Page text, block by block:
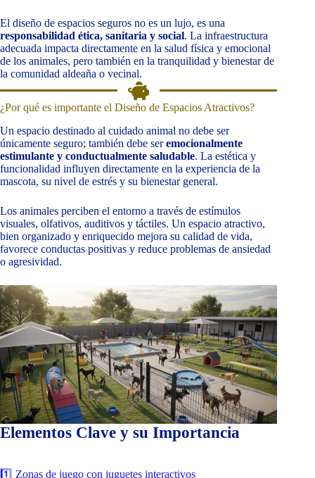
El diseño de espacios seguros no es un lujo, es una
responsabilidad ética, sanitaria y social. La infraestructura
adecuada impacta directamente en la salud física y emocional
de los animales, pero también en la tranquilidad y bienestar de
la comunidad aldeaña o vecinal.
¿Por qué es importante el Diseño de Espacios Atractivos?
Un espacio destinado al cuidado animal no debe ser
únicamente seguro; también debe seremocionalmente
estimulante y conductualmente saludable. La estética y
funcionalidad influyen directamente en la experiencia de la
mascota, su nivel de estrés y su bienestar general.
Los animales perciben el entorno a través de estímulos
visuales, olfativos, auditivos y táctiles. Un espacio atractivo,
bien organizado y enriquecido mejora su calidad de vida,
favorece conductas positivas y reduce problemas de ansiedad
o agresividad.
Elementos Clave y su Importancia
1️⃣ Zonas de juego con juguetes interactivos